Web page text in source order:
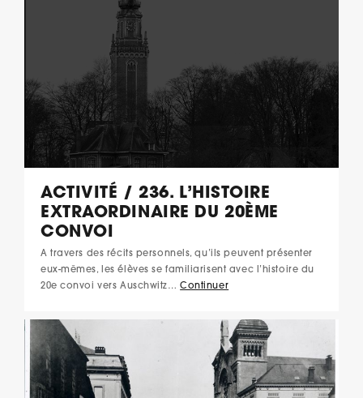
ACTIVITÉ / 236. L’HISTOIRE
EXTRAORDINAIRE DU 20ÈME
CONVOI
A travers des récits personnels, qu’ils peuvent présenter
eux-mêmes, les élèves se familiarisent avec l’histoire du
20e convoi vers Auschwitz… Continuer